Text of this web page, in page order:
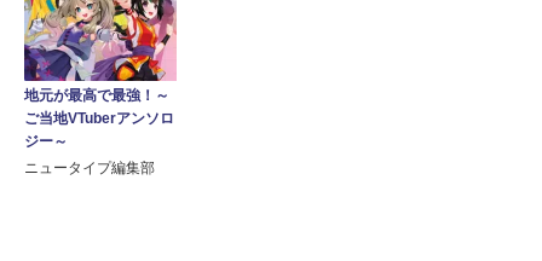
地元が最高で最強！～
ご当地VTuberアンソロ
ジー～
ニュータイプ編集部